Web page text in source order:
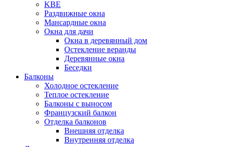
KBE
Раздвижные окна
Мансардные окна
Окна для дачи
Окна в деревянный дом
Остекление веранды
Деревянные окна
Беседки
Балконы
Холодное остекление
Теплое остекление
Балконы с выносом
Французский балкон
Отделка балконов
Внешняя отделка
Внутренняя отделка